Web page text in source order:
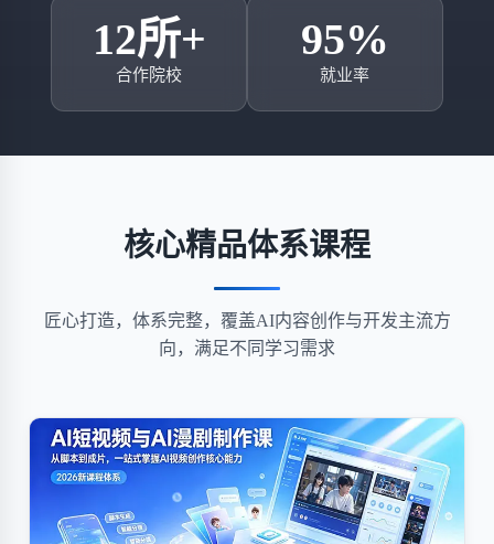
12所+
合作院校
95%
就业率
核心精品体系课程
匠心打造，体系完整，覆盖AI内容创作与开发主流方
向，满足不同学习需求